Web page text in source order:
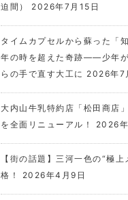
迫間）
2026年7月15日
タイムカプセルから蘇った「
年の時を超えた奇跡――少年
らの手で直す大工に 2026年7
大内山牛乳特約店「松田商店
を全面リニューアル！
2026
【街の話題】三河一色の“極
格！
2026年4月9日